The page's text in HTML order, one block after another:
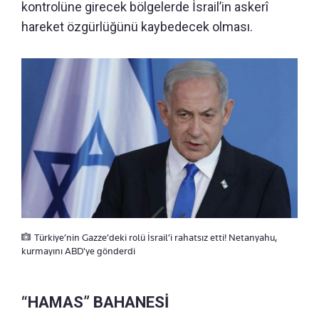
kontrolüne girecek bölgelerde İsrail’in askerî
hareket özgürlüğünü kaybedecek olması.
Türkiye’nin Gazze’deki rolü İsrail’i rahatsız etti! Netanyahu,
kurmayını ABD'ye gönderdi
“HAMAS” BAHANESİ